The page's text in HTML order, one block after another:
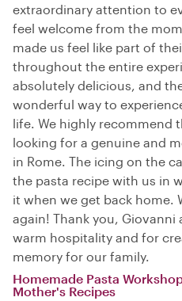
extraordinary attention to
feel welcome from the
made us feel like part of
throughout the entire
absolutely delicious, and
wonderful way to
life. We highly recommend
looking for a genuine and
in Rome. The icing on the
the pasta recipe with us in
it when we get back home.
again! Thank you,
warm hospitality and for
memory for our family.
Homemade Pasta
Mother's Recipes